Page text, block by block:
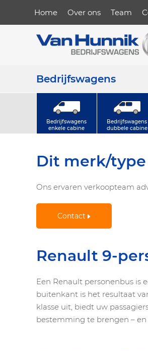
Home Over ons Team
Bedrijfswagens
Bedrijfswagens
enkele cabine
Bedrijfswagens
dubbele cabine
Dit merk/
Ons ervaren verkoopteam
Contact
Renault 9-
Een Renault personenbus is
buitenkant is het resultaat
klasse uit, biedt uw
bestemming te brengen –